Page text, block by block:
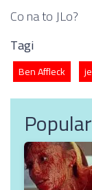
Co na to JLo?
Tagi
Ben Affleck